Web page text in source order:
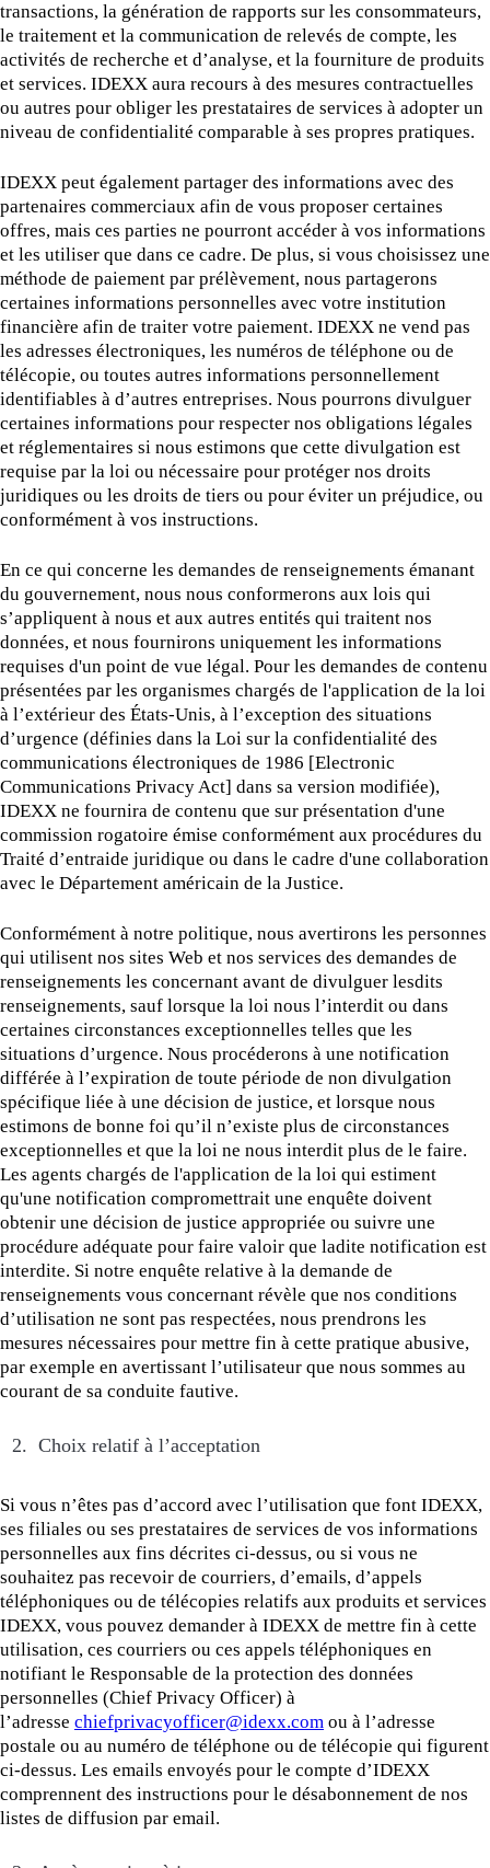
transactions, la génération de rapports sur les consommateurs,
le traitement et la communication de relevés de compte, les
activités de recherche et d’analyse, et la fourniture de produits
et services. IDEXX aura recours à des mesures contractuelles
ou autres pour obliger les prestataires de services à adopter un
niveau de confidentialité comparable à ses propres pratiques.
IDEXX peut également partager des informations avec des
partenaires commerciaux afin de vous proposer certaines
offres, mais ces parties ne pourront accéder à vos informations
et les utiliser que dans ce cadre. De plus, si vous choisissez une
méthode de paiement par prélèvement, nous partagerons
certaines informations personnelles avec votre institution
financière afin de traiter votre paiement. IDEXX ne vend pas
les adresses électroniques, les numéros de téléphone ou de
télécopie, ou toutes autres informations personnellement
identifiables à d’autres entreprises. Nous pourrons divulguer
certaines informations pour respecter nos obligations légales
et réglementaires si nous estimons que cette divulgation est
requise par la loi ou nécessaire pour protéger nos droits
juridiques ou les droits de tiers ou pour éviter un préjudice, ou
conformément à vos instructions.
En ce qui concerne les demandes de renseignements émanant
du gouvernement, nous nous conformerons aux lois qui
s’appliquent à nous et aux autres entités qui traitent nos
données, et nous fournirons uniquement les informations
requises d'un point de vue légal. Pour les demandes de contenu
présentées par les organismes chargés de l'application de la loi
à l’extérieur des États-Unis, à l’exception des situations
d’urgence (définies dans la Loi sur la confidentialité des
communications électroniques de 1986 [Electronic
Communications Privacy Act] dans sa version modifiée),
IDEXX ne fournira de contenu que sur présentation d'une
commission rogatoire émise conformément aux procédures du
Traité d’entraide juridique ou dans le cadre d'une collaboration
avec le Département américain de la Justice.
Conformément à notre politique, nous avertirons les personnes
qui utilisent nos sites Web et nos services des demandes de
renseignements les concernant avant de divulguer lesdits
renseignements, sauf lorsque la loi nous l’interdit ou dans
certaines circonstances exceptionnelles telles que les
situations d’urgence. Nous procéderons à une notification
différée à l’expiration de toute période de non divulgation
spécifique liée à une décision de justice, et lorsque nous
estimons de bonne foi qu’il n’existe plus de circonstances
exceptionnelles et que la loi ne nous interdit plus de le faire.
Les agents chargés de l'application de la loi qui estiment
qu'une notification compromettrait une enquête doivent
obtenir une décision de justice appropriée ou suivre une
procédure adéquate pour faire valoir que ladite notification est
interdite. Si notre enquête relative à la demande de
renseignements vous concernant révèle que nos conditions
d’utilisation ne sont pas respectées, nous prendrons les
mesures nécessaires pour mettre fin à cette pratique abusive,
par exemple en avertissant l’utilisateur que nous sommes au
courant de sa conduite fautive.
2. Choix relatif à l’acceptation
Si vous n’êtes pas d’accord avec l’utilisation que font IDEXX,
ses filiales ou ses prestataires de services de vos informations
personnelles aux fins décrites ci-dessus, ou si vous ne
souhaitez pas recevoir de courriers, d’emails, d’appels
téléphoniques ou de télécopies relatifs aux produits et services
IDEXX, vous pouvez demander à IDEXX de mettre fin à cette
utilisation, ces courriers ou ces appels téléphoniques en
notifiant le Responsable de la protection des données
personnelles (Chief Privacy Officer) à
l’adresse chiefprivacyofficer@idexx.com ou à l’adresse
postale ou au numéro de téléphone ou de télécopie qui figurent
ci-dessus. Les emails envoyés pour le compte d’IDEXX
comprennent des instructions pour le désabonnement de nos
listes de diffusion par email.